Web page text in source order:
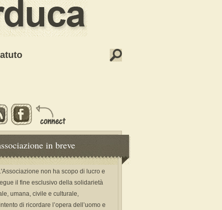
in breve
non ha scopo di lucro e
il fine esclusivo della solidarietà
umana, civile e culturale,
di ricordare l’opera dell’uomo e